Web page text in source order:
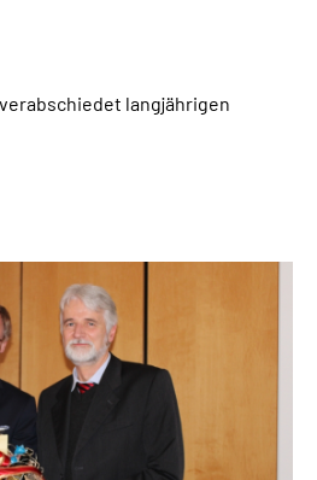
(DGS)
Kundenportal
langjährigen